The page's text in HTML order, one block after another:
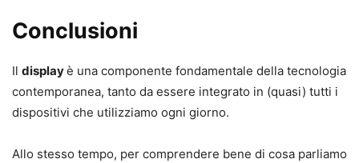
Conclusioni
Il displayè una componente fondamentale della tecnologia
contemporanea, tanto da essere integrato in (quasi) tutti i
dispositivi che utilizziamo ogni giorno.
Allo stesso tempo, per comprendere bene di cosa parliamo